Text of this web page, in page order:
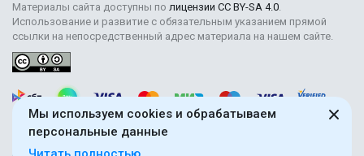
Мы используем cookies и обрабатываем
персональные данные
Материалы сайта доступны по лицензии CC BY-SA 4.0.
Использование и развитие с обязательным указанием прямой
ссылки на непосредственный адрес материала на нашем сайте.